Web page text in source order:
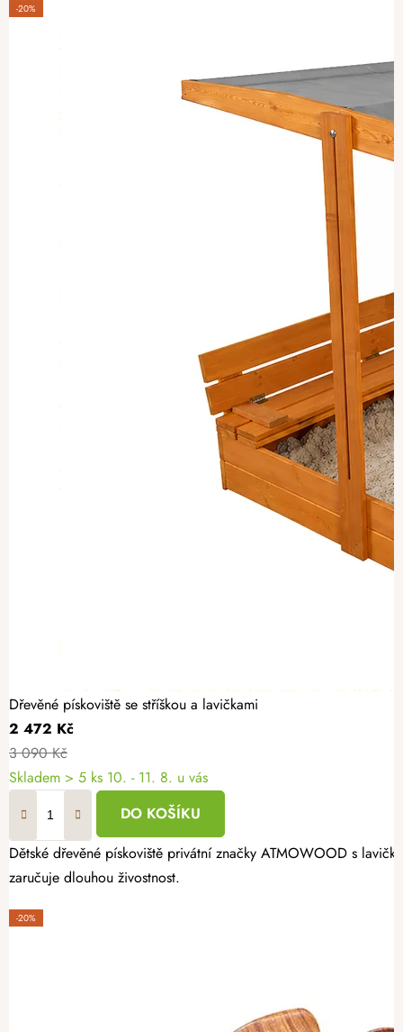
-20%
Dřevěné pískoviště se stříškou a lavičkami
2 472 Kč
3 090 Kč
Skladem > 5 ks 10. - 11. 8. u vás
DO KOŠÍKU
Dětské dřevěné pískoviště privátní značky ATMOWOOD s
zaručuje dlouhou živostnost.
-20%